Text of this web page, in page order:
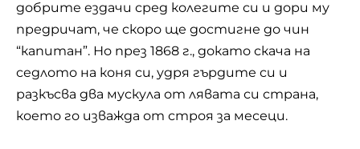
добрите ездачи сред колегите си и дори му
предричат, че скоро ще достигне до чин
“капитан”. Но през 1868 г., докато скача на
седлото на коня си, удря гърдите си и
разкъсва два мускула от лявата си страна,
което го изважда от строя за месеци.